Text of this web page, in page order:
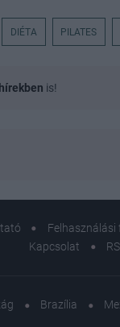
DIÉTA PILATES
is!
Felhasználási
Kapcsolat
Brazília